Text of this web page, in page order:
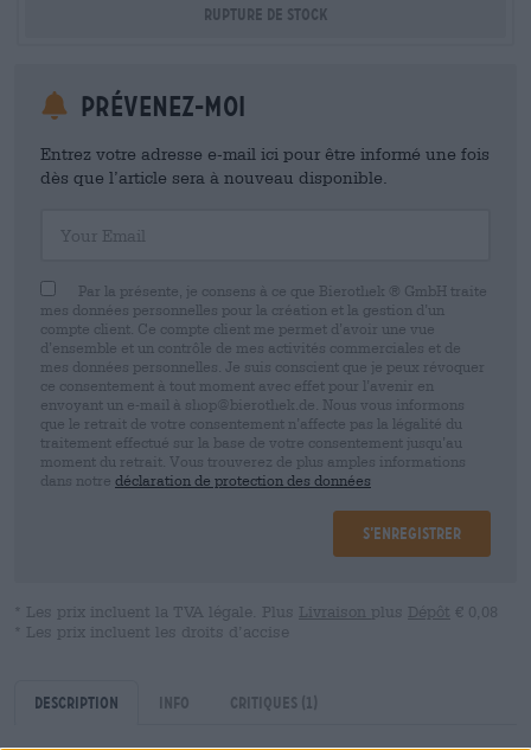
Rupture de stock
Prévenez-moi
Entrez votre adresse e-mail ici pour être informé une fois
dès que l’article sera à nouveau disponible.
Par la présente, je consens à ce que Bierothek ® GmbH traite
mes données personnelles pour la création et la gestion d’un
compte client. Ce compte client me permet d’avoir une vue
d’ensemble et un contrôle de mes activités commerciales et de
mes données personnelles. Je suis conscient que je peux révoquer
ce consentement à tout moment avec effet pour l’avenir en
envoyant un e-mail à shop@bierothek.de. Nous vous informons
que le retrait de votre consentement n’affecte pas la légalité du
traitement effectué sur la base de votre consentement jusqu’au
moment du retrait. Vous trouverez de plus amples informations
dans notre déclaration de protection des données
S’enregistrer
* Les prix incluent la TVA légale. Plus Livraison plus Dépôt € 0,08
* Les prix incluent les droits d’accise
Description Info Critiques (1)